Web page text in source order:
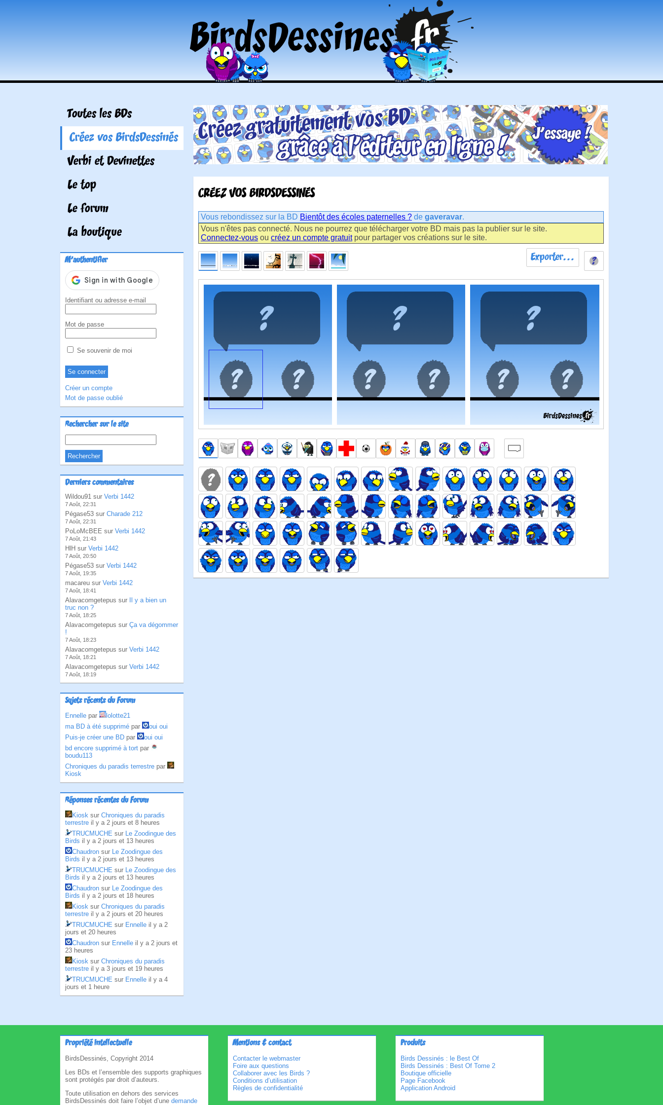
Toutes les BDs
Créez vos BirdsDessinés
Verbi et Devinettes
Le top
Le forum
La boutique
M'authentifier
Identifiant ou adresse e-mail
Mot de passe
Se souvenir de moi
Créer un compte
Mot de passe oublié
Rechercher sur le site
Derniers commentaires
Wildou91 sur Verbi 1442
7 Août, 22:31
Pégase53 sur Charade 212
7 Août, 22:31
PoLoMcBEE sur Verbi 1442
7 Août, 21:43
HlH sur Verbi 1442
7 Août, 20:50
Pégase53 sur Verbi 1442
7 Août, 19:35
macareu sur Verbi 1442
7 Août, 18:41
Alavacomgetepus sur
Il y a bien un
truc non ?
7 Août, 18:25
Alavacomgetepus sur Ça va dégommer
!
7 Août, 18:23
Alavacomgetepus sur Verbi 1442
7 Août, 18:21
Alavacomgetepus sur Verbi 1442
7 Août, 18:19
Sujets récents du Forum
Ennelle par
lolotte21
ma BD à été supprimé par
oui oui
Puis-je créer une BD par
oui oui
bd encore supprimé à tort par
boudu113
Chroniques du paradis terrestre par
Kiosk
Réponses récentes du Forum
Kiosk sur Chroniques du paradis
terrestre il y a 2 jours et 8 heures
TRUCMUCHE sur Le Zoodingue des
Birds il y a 2 jours et 13 heures
Chaudron sur Le Zoodingue des
Birds il y a 2 jours et 13 heures
TRUCMUCHE sur Le Zoodingue des
Birds il y a 2 jours et 13 heures
Chaudron sur Le Zoodingue des
Birds il y a 2 jours et 18 heures
Kiosk sur Chroniques du paradis
terrestre il y a 2 jours et 20 heures
TRUCMUCHE sur Ennelle il y a 2
jours et 20 heures
Chaudron sur Ennelle il y a 2 jours et
23 heures
Kiosk sur Chroniques du paradis
terrestre il y a 3 jours et 19 heures
TRUCMUCHE sur Ennelle il y a 4
jours et 1 heure
CRÉEZ VOS BIRDSDESSINÉS
Vous rebondissez sur la BD Bientôt des écoles paternelles ? de gaveravar.
Vous n'êtes pas connecté. Nous ne pourrez que télécharger votre BD mais pas la publier sur le site.
Connectez-vous ou créez un compte gratuitpour partager vos créations sur le site.
Exporter...
Propriété intellectuelle
BirdsDessinés, Copyright 2014
Les BDs et l’ensemble des supports graphiques
sont protégés par droit d’auteurs.
Toute utilisation en dehors des services
BirdsDessinés doit faire l’objet d’une demande
Mentions & contact
Contacter le webmaster
Foire aux questions
Collaborer avec les Birds ?
Conditions d’utilisation
Règles de confidentialité
Produits
Birds Dessinés : le Best Of
Birds Dessinés : Best Of Tome 2
Boutique officielle
Page Facebook
Application Android